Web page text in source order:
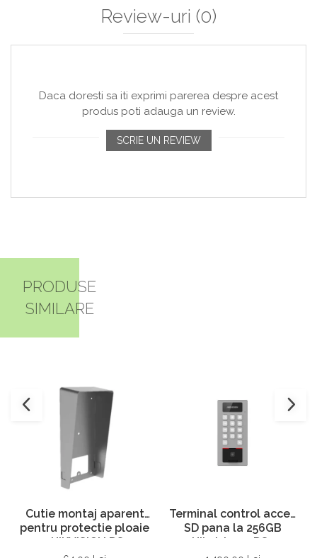
Review-uri (0)
Daca doresti sa iti exprimi parerea despre acest
produs poti adauga un review.
SCRIE UN REVIEW
PRODUSE
SIMILARE
Cutie montaj aparent
pentru protectie ploaie
– HIKVISION DS-
Terminal control acces
SD pana la 256GB
Hikvision – DS-